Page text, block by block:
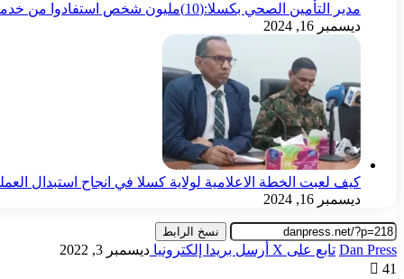
مدير التأمين الصحي بكسلا:(10)مليون شخص استفادوا من خدماتك الصندوق
ديسمبر 16, 2024
كيف لعبت الخطة الاعلامية لولاية كسلا في انجاح استبدال
ديسمبر 16, 2024
نسخ الرابط
Dan Press تابع على X أرسل بريدا إلكترونيا ديسمبر 3, 2022
41